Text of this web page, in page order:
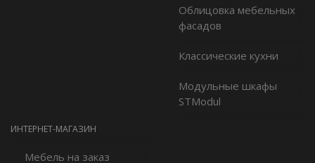
Облицовка мебельных
фасадов
Классические кухни
Модульные шкафы
STModul
ИНТЕРНЕТ-МАГАЗИН
Мебель на заказ